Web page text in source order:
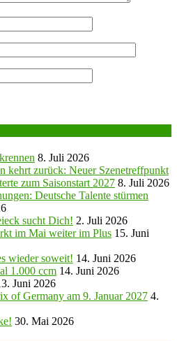
8. Juli 2026
kehrt zurück: Neuer Szenetreffpunkt
zum Saisonstart 2027 8. Juli 2026
Deutsche Talente stürmen
sucht Dich! 2. Juli 2026
im Mai weiter im Plus 15. Juni
wieder soweit! 14. Juni 2026
1.000 ccm 14. Juni 2026
Juni 2026
of Germany am 9. Januar 2027 4.
30. Mai 2026